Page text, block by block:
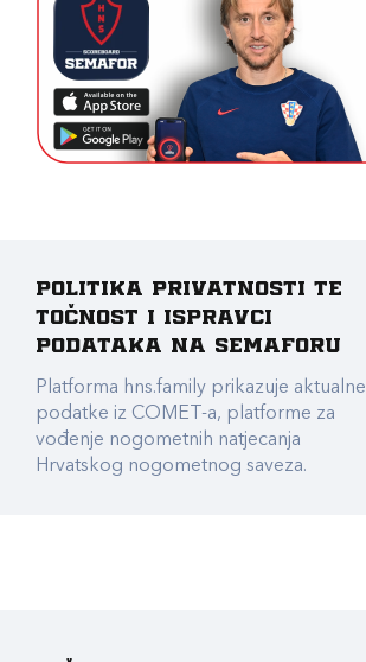
Politika privatnosti te
točnost i ispravci
podataka na Semaforu
Platforma hns.family prikazuje aktualne
podatke iz COMET-a, platforme za
vođenje nogometnih natjecanja
Hrvatskog nogometnog saveza.